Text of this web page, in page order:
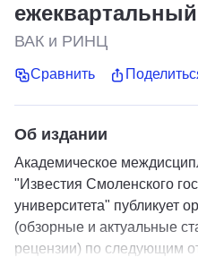
ВАК и РИНЦ
Сравнить
Об издании
Академическое
"Известия Смоленского
университета" публикует
(обзорные и актуальные
рецензии) по следующим